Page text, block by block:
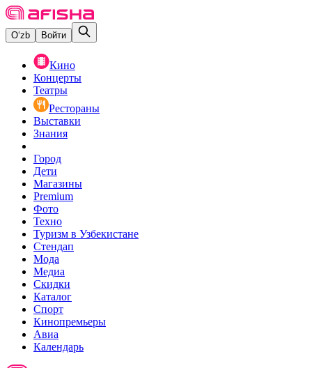
O‘zb Войти
Кино
Концерты
Театры
Рестораны
Выставки
Знания
Город
Дети
Магазины
Premium
Фото
Техно
Туризм в Узбекистане
Стендап
Мода
Медиа
Скидки
Каталог
Спорт
Кинопремьеры
Авиа
Календарь